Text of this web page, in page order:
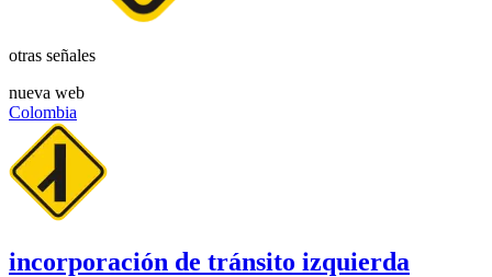
otras señales
nueva web
Colombia
incorporación de tránsito izquierda